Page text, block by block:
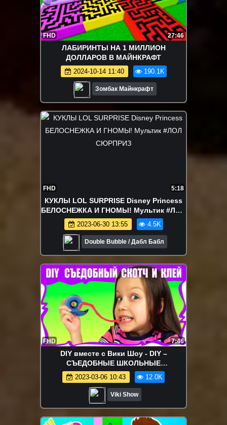
FHD 27:46
ЛАБИРИНТЫ НА 1 МИЛЛИОН
ДОЛЛАРОВ В МАЙНКРАФТ
2024-10-14 11:40 190.1K
Зомбак Майнкрафт
FHD 5:18
КУКЛЫ LOL SURPRISE Disney Princess
БЕЛОСНЕЖКА И ГНОМЫ! Мультик #ЛОЛ
СЮРПРИЗ
2023-06-30 13:55 4.5K
Double Bubble / Дабл Бабл
FHD 7:46
DIY вместе с Вики Шоу - DIY –
СЪЕДОБНЫЕ ШКОЛЬНЫЕ
ПРИНАДЛЕЖНОСТИ Своими Руками
Едим Клей Скотч и Ластик / Вики Шоу
2023-03-06 10:43 12.0K
Viki Show